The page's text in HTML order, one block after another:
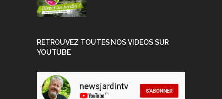
RETROUVEZ TOUTES NOS VIDEOS SUR
YOUTUBE